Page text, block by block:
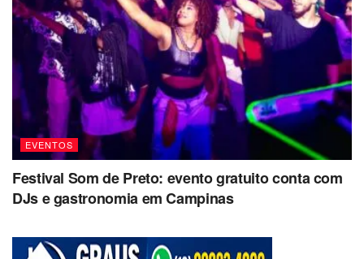
EVENTOS
Festival Som de Preto: evento gratuito conta com
DJs e gastronomia em Campinas